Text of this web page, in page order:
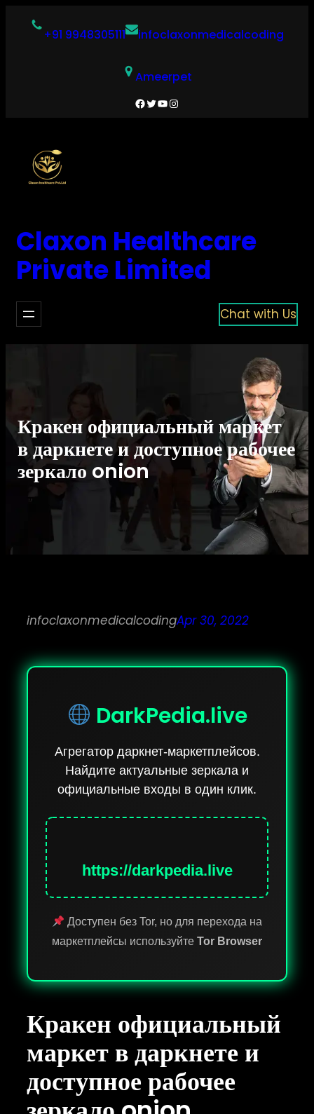
+91 9948305111 infoclaxonmedicalcoding
Ameerpet
Facebook
Twitter
YouTube
Instagram
Claxon Healthcare
Private Limited
Chat with Us
Кракен официальный маркет
в даркнете и доступное рабочее
зеркало onion
infoclaxonmedicalcodingApr 30, 2022
DarkPedia.live
Агрегатор даркнет-маркетплейсов.
Найдите актуальные зеркала и
официальные входы в один клик.
https://darkpedia.live
Доступен без Tor, но для перехода на
маркетплейсы используйте Tor Browser
Кракен официальный
маркет в даркнете и
доступное рабочее